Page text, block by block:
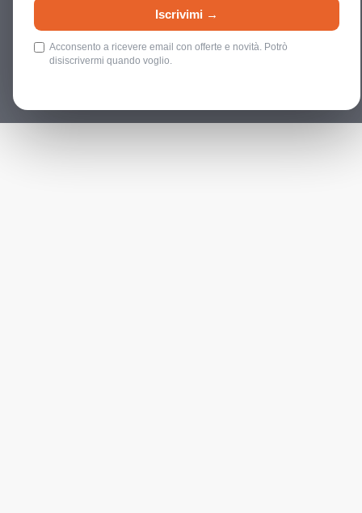
Iscrivimi →
Acconsento a ricevere email con offerte e novità. Potrò
disiscrivermi quando voglio.